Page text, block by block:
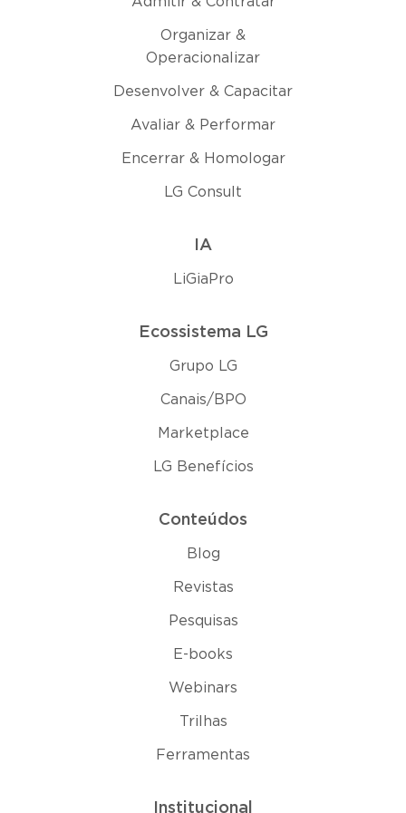
Organizar &
Operacionalizar
Desenvolver & Capacitar
Avaliar & Performar
Encerrar & Homologar
LG Consult
IA
LiGiaPro
Ecossistema LG
Grupo LG
Canais/BPO
Marketplace
LG Benefícios
Conteúdos
Blog
Revistas
Pesquisas
E-books
Webinars
Trilhas
Ferramentas
Institucional